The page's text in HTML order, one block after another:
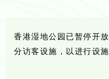
香港湿地公园已暂停开
分访客设施，以进行设